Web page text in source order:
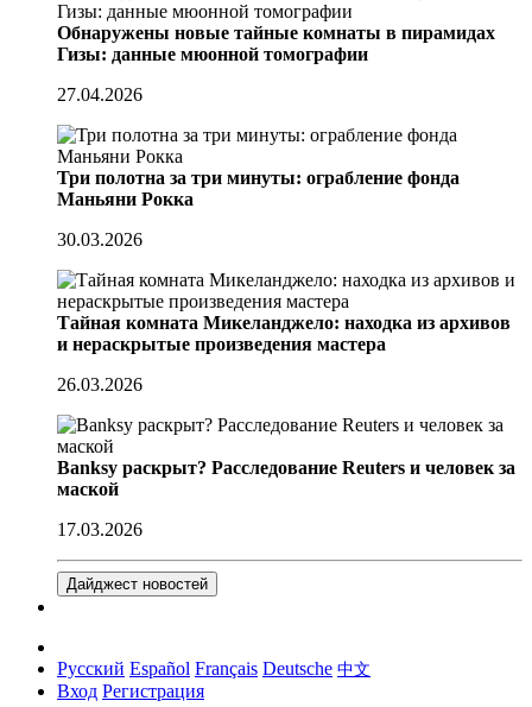
Обнаружены новые тайные комнаты в пирамидах
Гизы: данные мюонной томографии
27.04.2026
Три полотна за три минуты: ограбление фонда
Маньяни Рокка
30.03.2026
Тайная комната Микеланджело: находка из архивов
и нераскрытые произведения мастера
26.03.2026
Banksy раскрыт? Расследование Reuters и человек за
маской
17.03.2026
Дайджест новостей
Русский Español Français Deutsche 中文
Вход Регистрация